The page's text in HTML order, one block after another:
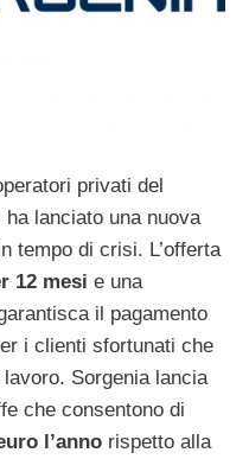
privati del
ha lanciato una nuova
tempo di crisi. L’offerta
12 mesi e una
il pagamento
i clienti sfortunati che
Sorgenia lancia
che consentono di
l’anno rispetto alla